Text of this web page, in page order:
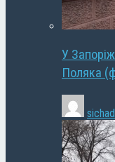
У
Поляка